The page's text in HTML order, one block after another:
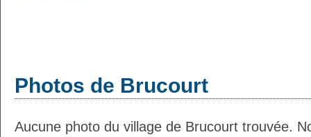
Photos de Brucourt
Aucune photo du village de Brucourt trouvée.